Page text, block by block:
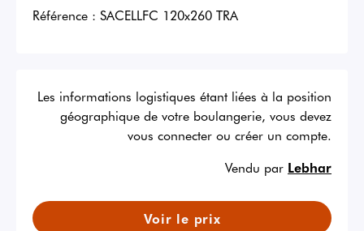
Référence : SACELLFC 120x260 TRA
Les informations logistiques étant liées à la position
géographique de votre boulangerie, vous devez
vous connecter ou créer un compte.
Vendu par Lebhar
Voir le prix